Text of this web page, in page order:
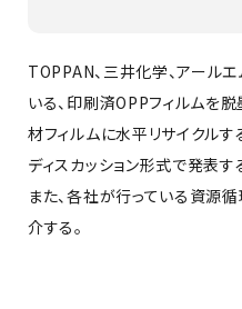
TOPPAN、三井化学、アール
いる、印刷済OPPフィルムを
材フィルムに水平リサイクル
ディスカッション形式で発表す
また、各社が行っている資源
介する。